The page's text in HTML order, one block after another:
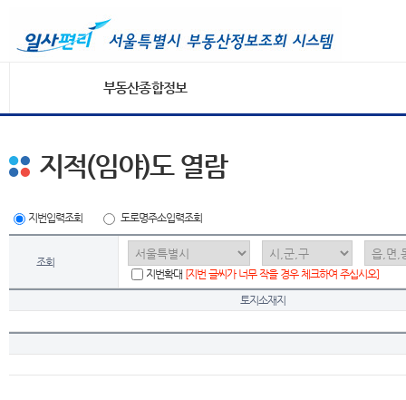
부동산종합정보
지적(임야)도 열람
지번입력조회 도로명주소입력조회
조회
지번확대 [지번 글씨가 너무 작을 경우 체크하여 주십시오]
토지소재지